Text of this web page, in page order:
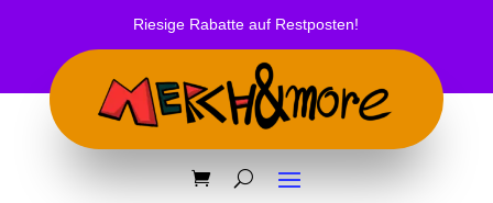
Riesige Rabatte auf Restposten!